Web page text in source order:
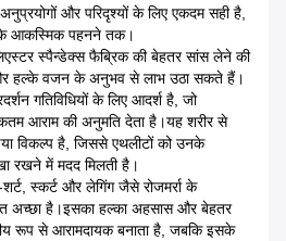
और परिदृश्यों के लिए एकदम सही है,
के आकस्मिक पहनने तक।
स्पैन्डेक्स फैब्रिक की बेहतर सांस लेने की
हल्के वजन के अनुभव से लाभ उठा सकते हैं।
गतिविधियों के लिए आदर्श है, जो
आराम की अनुमति देता है।यह शरीर से
विकल्प है, जिससे एथलीटों को उनके
रखने में मदद मिलती है।
स्कर्ट और लेगिंग जैसे रोजमर्रा के
अच्छा है।इसका हल्का अहसास और बेहतर
रूप से आरामदायक बनाता है, जबकि इसके